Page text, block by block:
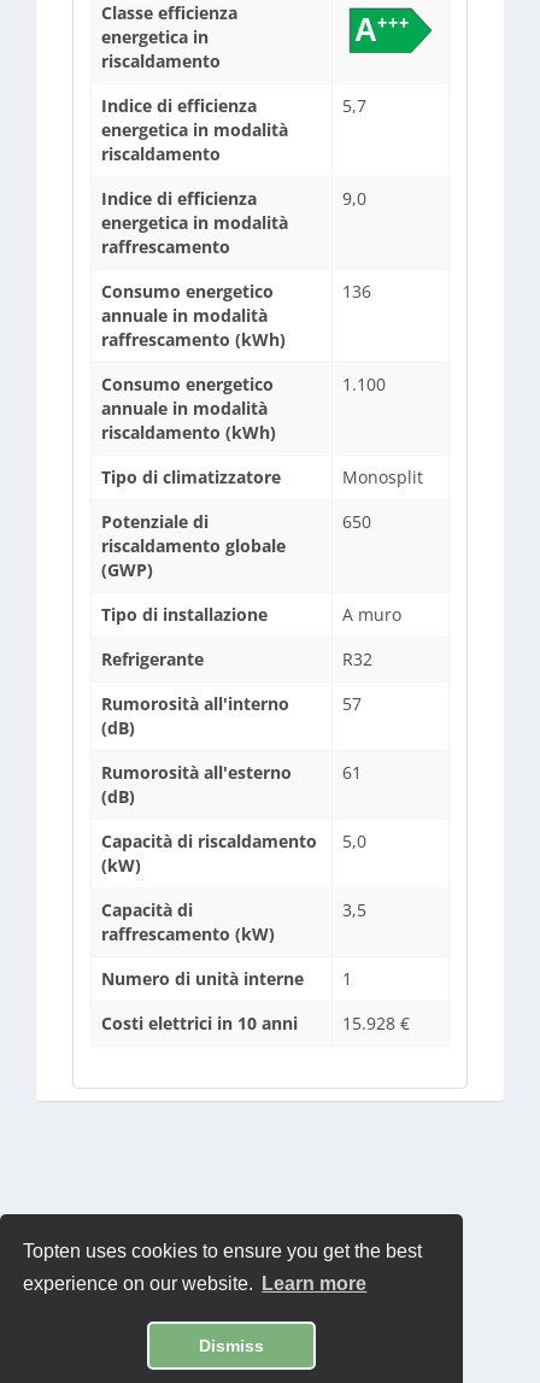
Topten uses cookies to ensure you get the best
experience on our website.
Learn more
Dismiss
Classe efficienza
energetica in
riscaldamento
Indice di efficienza
energetica in modalità
riscaldamento
5,7
Indice di efficienza
energetica in modalità
raffrescamento
9,0
Consumo energetico
annuale in modalità
raffrescamento (kWh)
136
Consumo energetico
annuale in modalità
riscaldamento (kWh)
1.100
Tipo di climatizzatore
Monosplit
Potenziale di
riscaldamento globale
(GWP)
650
Tipo di installazione
A muro
Refrigerante
R32
Rumorosità all'interno
(dB)
57
Rumorosità all'esterno
(dB)
61
Capacità di riscaldamento
(kW)
5,0
Capacità di
raffrescamento (kW)
3,5
Numero di unità interne
1
Costi elettrici in 10 anni
15.928 €